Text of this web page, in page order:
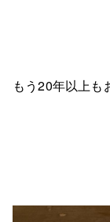
もう20年以上